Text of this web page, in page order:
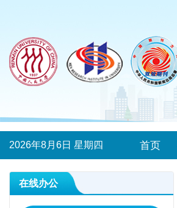
2026年8月6日 星期四 首页
在线办公